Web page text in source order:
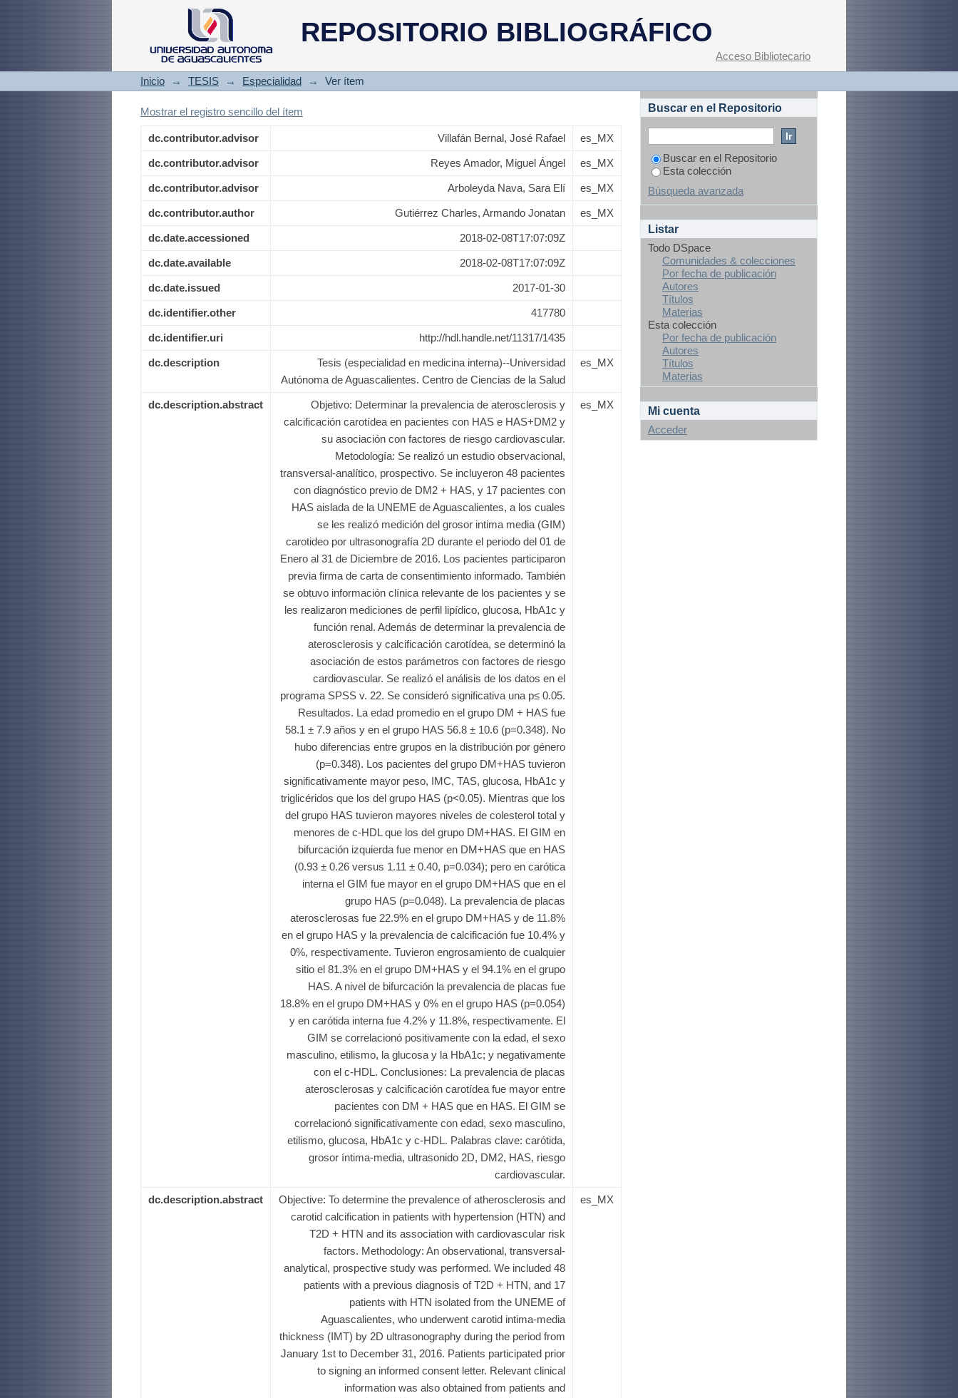
REPOSITORIO BIBLIOGRÁFICO
Prevalencia de aterosclerosis y calcificación carotídea en pacientes con
HAS e HAS+DM2 y su asociación con factores de riesgo cardiovascular
Acceso Bibliotecario
Inicio → TESIS → Especialidad → Ver ítem
Mostrar el registro sencillo del ítem
dc.contributor.advisor Villafán Bernal, José Rafael es_MX
dc.contributor.advisor Reyes Amador, Miguel Ángel es_MX
dc.contributor.advisor Arboleyda Nava, Sara Elí es_MX
dc.contributor.author Gutiérrez Charles, Armando Jonatan es_MX
dc.date.accessioned 2018-02-08T17:07:09Z
dc.date.available 2018-02-08T17:07:09Z
dc.date.issued 2017-01-30
dc.identifier.other 417780
dc.identifier.uri http://hdl.handle.net/11317/1435
dc.description
Tesis (especialidad en medicina interna)--Universidad
Autónoma de Aguascalientes. Centro de Ciencias de la Salud
es_MX
dc.description.abstract
Objetivo: Determinar la prevalencia de aterosclerosis y
calcificación carotídea en pacientes con HAS e HAS+DM2 y
su asociación con factores de riesgo cardiovascular.
Metodología: Se realizó un estudio observacional,
transversal-analítico, prospectivo. Se incluyeron 48 pacientes
con diagnóstico previo de DM2 + HAS, y 17 pacientes con
HAS aislada de la UNEME de Aguascalientes, a los cuales
se les realizó medición del grosor intima media (GIM)
carotideo por ultrasonografía 2D durante el periodo del 01 de
Enero al 31 de Diciembre de 2016. Los pacientes participaron
previa firma de carta de consentimiento informado. También
se obtuvo información clínica relevante de los pacientes y se
les realizaron mediciones de perfil lipídico, glucosa, HbA1c y
función renal. Además de determinar la prevalencia de
aterosclerosis y calcificación carotídea, se determinó la
asociación de estos parámetros con factores de riesgo
cardiovascular. Se realizó el análisis de los datos en el
programa SPSS v. 22. Se consideró significativa una p≤ 0.05.
Resultados. La edad promedio en el grupo DM + HAS fue
58.1 ± 7.9 años y en el grupo HAS 56.8 ± 10.6 (p=0.348). No
hubo diferencias entre grupos en la distribución por género
(p=0.348). Los pacientes del grupo DM+HAS tuvieron
significativamente mayor peso, IMC, TAS, glucosa, HbA1c y
triglicéridos que los del grupo HAS (p<0.05). Mientras que los
del grupo HAS tuvieron mayores niveles de colesterol total y
menores de c-HDL que los del grupo DM+HAS. El GIM en
bifurcación izquierda fue menor en DM+HAS que en HAS
(0.93 ± 0.26 versus 1.11 ± 0.40, p=0.034); pero en carótica
interna el GIM fue mayor en el grupo DM+HAS que en el
grupo HAS (p=0.048). La prevalencia de placas
aterosclerosas fue 22.9% en el grupo DM+HAS y de 11.8%
en el grupo HAS y la prevalencia de calcificación fue 10.4% y
0%, respectivamente. Tuvieron engrosamiento de cualquier
sitio el 81.3% en el grupo DM+HAS y el 94.1% en el grupo
HAS. A nivel de bifurcación la prevalencia de placas fue
18.8% en el grupo DM+HAS y 0% en el grupo HAS (p=0.054)
y en carótida interna fue 4.2% y 11.8%, respectivamente. El
GIM se correlacionó positivamente con la edad, el sexo
masculino, etilismo, la glucosa y la HbA1c; y negativamente
con el c-HDL. Conclusiones: La prevalencia de placas
aterosclerosas y calcificación carotídea fue mayor entre
pacientes con DM + HAS que en HAS. El GIM se
correlacionó significativamente con edad, sexo masculino,
etilismo, glucosa, HbA1c y c-HDL. Palabras clave: carótida,
grosor íntima-media, ultrasonido 2D, DM2, HAS, riesgo
cardiovascular.
es_MX
dc.description.abstract
Objective: To determine the prevalence of atherosclerosis and
carotid calcification in patients with hypertension (HTN) and
T2D + HTN and its association with cardiovascular risk
factors. Methodology: An observational, transversal-
analytical, prospective study was performed. We included 48
patients with a previous diagnosis of T2D + HTN, and 17
patients with HTN isolated from the UNEME of
Aguascalientes, who underwent carotid intima-media
thickness (IMT) by 2D ultrasonography during the period from
January 1st to December 31, 2016. Patients participated prior
to signing an informed consent letter. Relevant clinical
information was also obtained from patients and
es_MX
Buscar en el Repositorio
Buscar en el Repositorio
Esta colección
Búsqueda avanzada
Listar
Todo DSpace
Comunidades & colecciones
Por fecha de publicación
Autores
Títulos
Materias
Esta colección
Por fecha de publicación
Autores
Títulos
Materias
Mi cuenta
Acceder